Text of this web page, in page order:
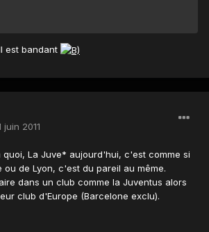
est bandant
juin 2011
quoi, La Juve* aujourd'hui, c'est comme si
ou de Lyon, c'est du pareil au même.
dans un club comme la Juventus alors
club d'Europe (Barcelone exclu).